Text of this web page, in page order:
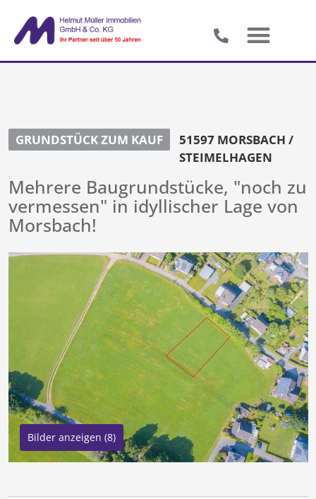
GRUNDSTÜCK ZUM KAUF
51597 MORSBACH /
STEIMELHAGEN
Mehrere Baugrundstücke, "noch zu
vermessen" in idyllischer Lage von
Morsbach!
Bilder anzeigen (8)